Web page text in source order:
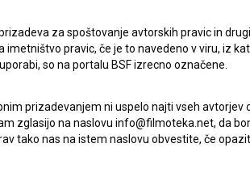
je ob tej priložnosti povedala:
večji prepoznavnosti regije v evropskem
med slovenskimi in
za spoštovanje avtorskih pravic in
pravic, če je to navedeno v viru, iz
so na portalu BSF izrecno označene.
prizadevanjem ni uspelo najti vseh
zglasijo na naslovu info@filmoteka.net, da
tako nas na istem naslovu obvestite, če